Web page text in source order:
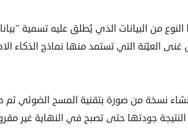
من البيانات الذي يُطلق عليه تسمية
غنى العيّنة التي تستمد منها نماذج الذكاء
نسخة من صورة بتقنية المسح الضوئي ثم
جودتها حتى تصبح في النهاية غير